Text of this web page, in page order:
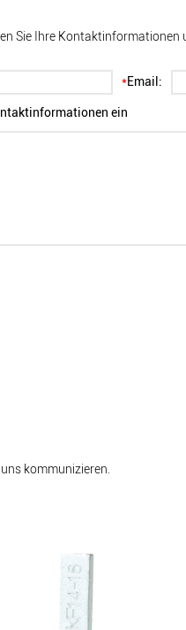
Sie Ihre
*Email:
ein
kommunizieren.